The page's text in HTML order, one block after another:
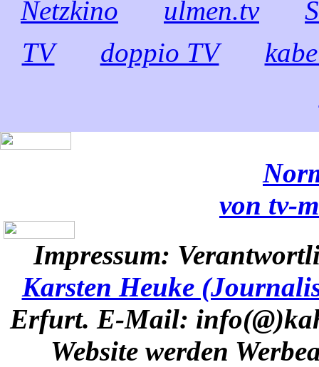
Netzkino
ulmen.tv
TV
doppio TV
von tv-
Impressum:
Karsten Heuke
Erfurt. E-Mail:
Website werden